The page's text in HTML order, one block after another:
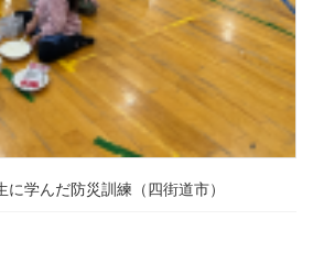
学んだ防災訓練（四街道市）